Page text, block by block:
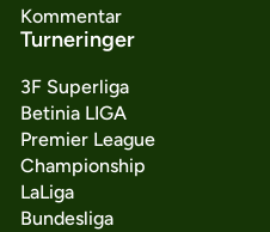
Kommentar
Turneringer
3F Superliga
Betinia LIGA
Premier League
Championship
LaLiga
Bundesliga